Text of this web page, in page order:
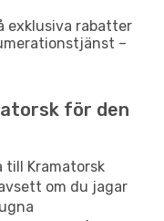
exklusiva rabatter
–
för den
Kramatorsk
om du jagar